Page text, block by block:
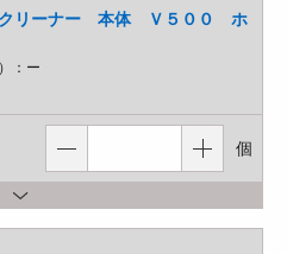
クリーナー 本体 Ｖ５００ ホ
： ー
個